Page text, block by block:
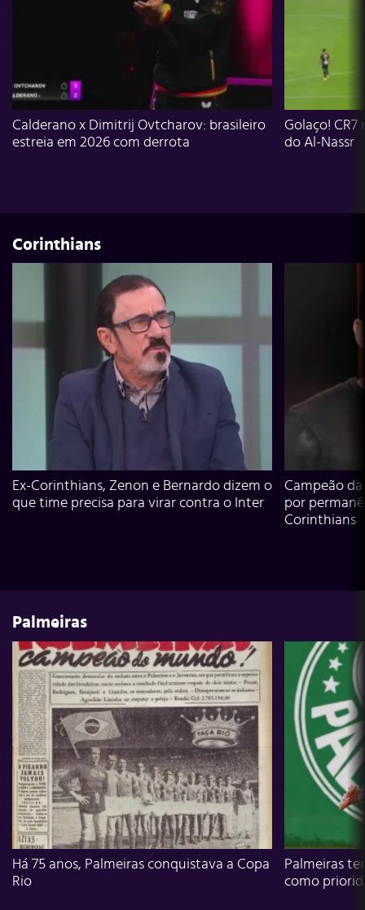
Calderano x Dimitrij Ovtcharov: brasileiro
estreia em 2026 com derrota
Golaço!
do Al-Nassr
Corinthians
Ex-Corinthians, Zenon e Bernardo dizem o
que time precisa para virar contra o Inter
Campeão
por
Corinthians
Palmeiras
Há 75 anos, Palmeiras conquistava a Copa
Rio
Palmeiras
como